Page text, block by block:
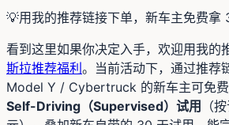
💡用我的推荐链接下单，新车主免费拿
看到这里如果你决定入手，欢迎用我的
斯拉推荐福利 。当前活动下，通过推
Model Y / Cybertruck 的新车主可免
Self-Driving（Supervised）试用
（